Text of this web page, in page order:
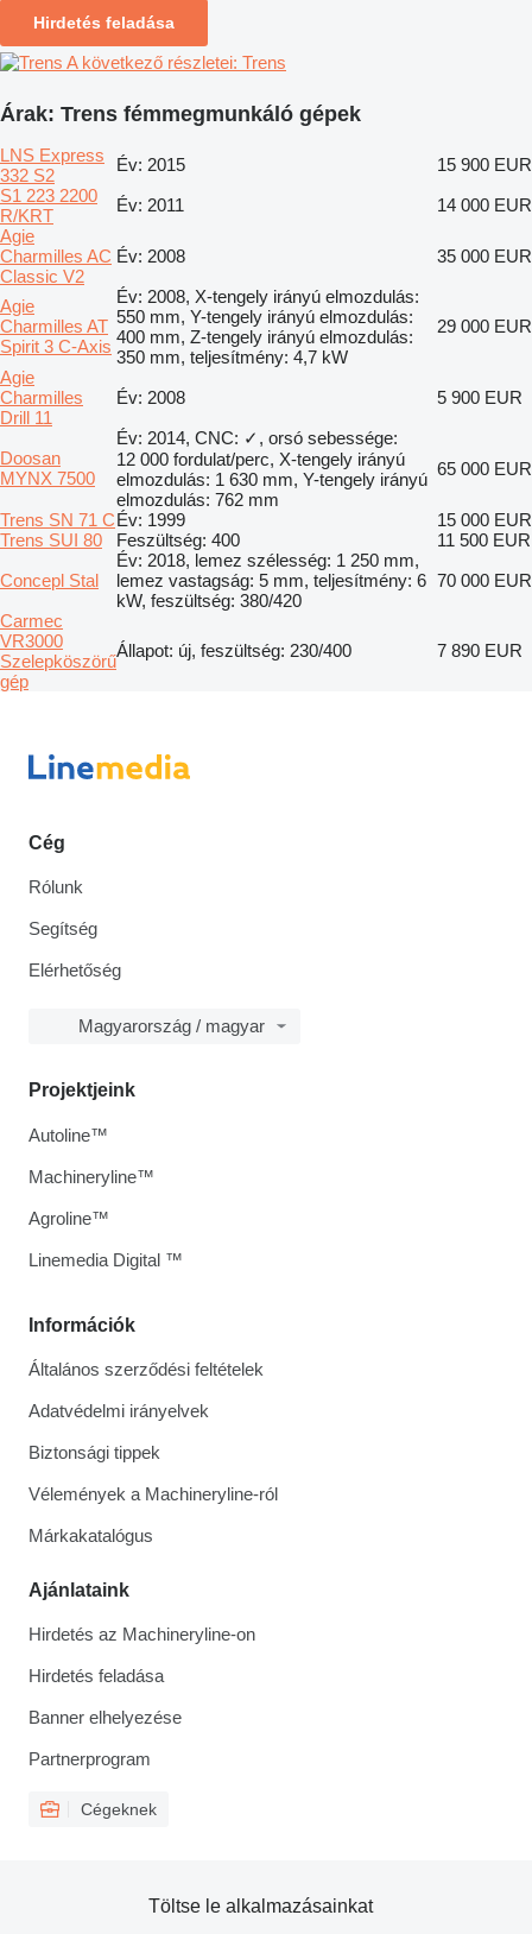
Hirdetés feladása
A következő részletei: Trens
Árak: Trens fémmegmunkáló gépek
LNS Express
332 S2
Év: 2015
15 900 EUR
S1 223 2200
R/KRT
Év: 2011
14 000 EUR
Agie
Charmilles AC
Classic V2
Év: 2008 35 000 EUR
Agie
Charmilles AT
Spirit 3 C-Axis
Év: 2008, X-tengely irányú elmozdulás:
550 mm, Y-tengely irányú elmozdulás:
400 mm, Z-tengely irányú elmozdulás:
350 mm, teljesítmény: 4,7 kW
29 000 EUR
Agie
Charmilles
Drill 11
Év: 2008 5 900 EUR
Doosan
MYNX 7500
Év: 2014, CNC: ✓, orsó sebessége:
12 000 fordulat/perc, X-tengely irányú
elmozdulás: 1 630 mm, Y-tengely irányú
elmozdulás: 762 mm
65 000 EUR
Trens SN 71 CÉv: 1999
15 000 EUR
Trens SUI 80
Feszültség: 400
11 500 EUR
Concepl Stal
Év: 2018, lemez szélesség: 1 250 mm,
lemez vastagság: 5 mm, teljesítmény: 6
kW, feszültség: 380/420
70 000 EUR
Carmec
VR3000
Szelepköszörű
gép
Állapot: új, feszültség: 230/400 7 890 EUR
Cég
Rólunk
Segítség
Elérhetőség
Magyarország / magyar
Információk
Általános szerződési feltételek
Adatvédelmi irányelvek
Biztonsági tippek
Vélemények a Machineryline-ról
Márkakatalógus
Ajánlataink
Hirdetés az Machineryline-on
Hirdetés feladása
Banner elhelyezése
Partnerprogram
Cégeknek
Projektjeink
Autoline™
Machineryline™
Agroline™
Linemedia Digital ™
Töltse le alkalmazásainkat